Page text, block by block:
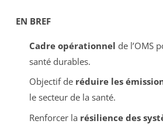
EN BREF
Cadre opérationnel de l’OMS
santé durables.
Objectif de réduire les
le secteur de la santé.
Renforcer la résilience des